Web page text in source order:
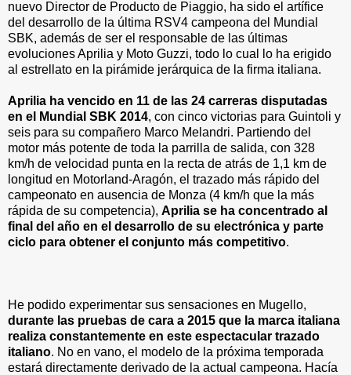
nuevo Director de Producto de Piaggio, ha sido el artífice
del desarrollo de la última RSV4 campeona del Mundial
SBK, además de ser el responsable de las últimas
evoluciones Aprilia y Moto Guzzi, todo lo cual lo ha erigido
al estrellato en la pirámide jerárquica de la firma italiana.
Aprilia ha vencido en 11 de las 24 carreras disputadas
en el Mundial SBK 2014, con cinco victorias para Guintoli y
seis para su compañero Marco Melandri. Partiendo del
motor más potente de toda la parrilla de salida, con 328
km/h de velocidad punta en la recta de atrás de 1,1 km de
longitud en Motorland-Aragón, el trazado más rápido del
campeonato en ausencia de Monza (4 km/h que la más
rápida de su competencia), Aprilia se ha concentrado al
final del año en el desarrollo de su electrónica y parte
ciclo para obtener el conjunto más competitivo.
He podido experimentar sus sensaciones en Mugello,
durante las pruebas de cara a 2015 que la marca italiana
realiza constantemente en este espectacular trazado
italiano. No en vano, el modelo de la próxima temporada
estará directamente derivado de la actual campeona. Hacía